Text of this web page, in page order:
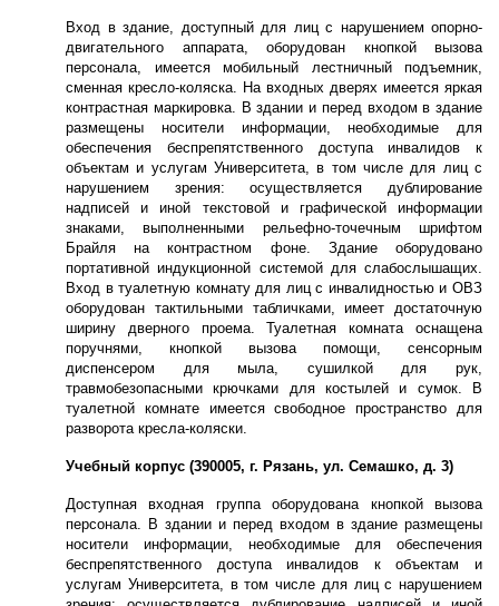
Вход в здание, доступный для лиц с нарушением опорно-
двигательного аппарата, оборудован кнопкой вызова
персонала, имеется мобильный лестничный подъемник,
сменная кресло-коляска. На входных дверях имеется яркая
контрастная маркировка. В здании и перед входом в здание
размещены носители информации, необходимые для
обеспечения беспрепятственного доступа инвалидов к
объектам и услугам Университета, в том числе для лиц с
нарушением зрения: осуществляется дублирование
надписей и иной текстовой и графической информации
знаками, выполненными рельефно-точечным шрифтом
Брайля на контрастном фоне. Здание оборудовано
портативной индукционной системой для слабослышащих.
Вход в туалетную комнату для лиц с инвалидностью и ОВЗ
оборудован тактильными табличками, имеет достаточную
ширину дверного проема. Туалетная комната оснащена
поручнями, кнопкой вызова помощи, сенсорным
диспенсером для мыла, сушилкой для рук,
травмобезопасными крючками для костылей и сумок. В
туалетной комнате имеется свободное пространство для
разворота кресла-коляски.
Учебный корпус (390005, г. Рязань, ул. Семашко, д. 3)
Доступная входная группа оборудована кнопкой вызова
персонала. В здании и перед входом в здание размещены
носители информации, необходимые для обеспечения
беспрепятственного доступа инвалидов к объектам и
услугам Университета, в том числе для лиц с нарушением